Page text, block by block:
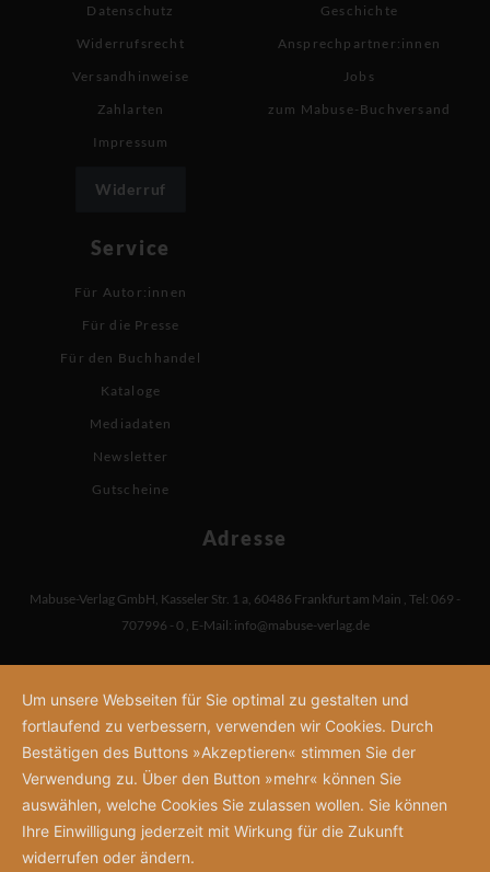
Datenschutz
Widerrufsrecht
Versandhinweise
Zahlarten
Impressum
Widerruf
Geschichte
Ansprechpartner:innen
Jobs
zum Mabuse-Buchversand
Service
Für Autor:innen
Für die Presse
Für den Buchhandel
Kataloge
Mediadaten
Newsletter
Gutscheine
Adresse
Mabuse-Verlag GmbH Kasseler Str. 1 a 60486 Frankfurt am Main Tel: 069 -
707996 - 0 E-Mail: info@mabuse-verlag.de
Um unsere Webseiten für Sie optimal zu gestalten und
fortlaufend zu verbessern, verwenden wir Cookies. Durch
Bestätigen des Buttons »Akzeptieren« stimmen Sie der
Verwendung zu. Über den Button »mehr« können Sie
auswählen, welche Cookies Sie zulassen wollen. Sie können
Ihre Einwilligung jederzeit mit Wirkung für die Zukunft
widerrufen oder ändern.